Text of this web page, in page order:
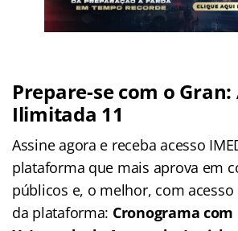
Prepare-se com o
Ilimitada 11
Assine agora e receba acesso
plataforma que mais aprova em
públicos e, o melhor, com acesso
da plataforma: Cronograma